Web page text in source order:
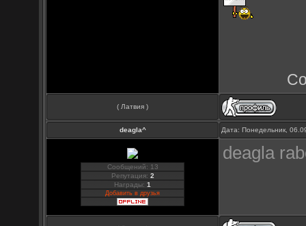
( Латвия )
deagla^ Дата: Понедельник,
Сообщений: 13
Репутация: 2
Награды:1
Добавить в друзья
deagla